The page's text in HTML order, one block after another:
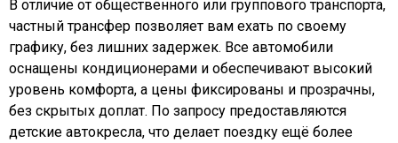
В отличие от общественного или группового транспорта,
частный трансфер позволяет вам ехать по своему
графику, без лишних задержек. Все автомобили
оснащены кондиционерами и обеспечивают высокий
уровень комфорта, а цены фиксированы и прозрачны,
без скрытых доплат. По запросу предоставляются
детские автокресла, что делает поездку ещё более